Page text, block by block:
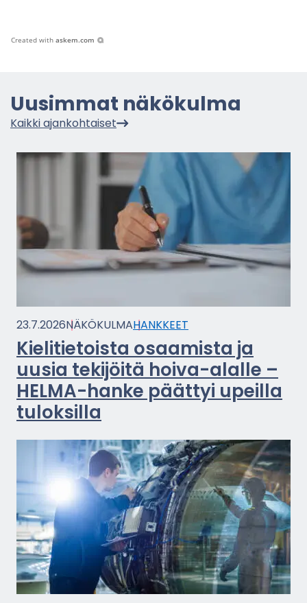
Created with askem.com
Uusim­mat nä­kö­kul­ma
Kaik­ki ajan­koh­tai­set
23.7.2026NÄ­KÖ­KUL­MAHANK­KEET
Kie­li­tie­tois­ta osaa­mis­ta ja
uusia te­ki­jöi­tä hoiva-​alalle –
HELMA-​hanke päät­tyi upeil­la
tu­lok­sil­la